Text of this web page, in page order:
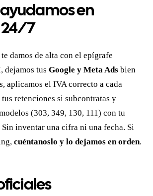
en
24/7
te damos de alta con el epígrafe
dejamos tus Google y Meta Ads bien
aplicamos el IVA correcto a cada
retenciones si subcontratas y
(303, 349, 130, 111) con tu
Sin inventar una cifra ni una fecha. Si
cuéntanoslo y lo dejamos en orden.